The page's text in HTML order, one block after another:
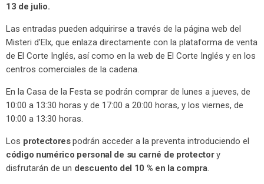
13 de julio.
Las entradas pueden adquirirse a través de la página web del
Misteri d’Elx, que enlaza directamente con la plataforma de venta
de El Corte Inglés, así como en la web de El Corte Inglés y en los
centros comerciales de la cadena.
En la Casa de la Festa se podrán comprar de lunes a jueves, de
10:00 a 13:30 horas y de 17:00 a 20:00 horas, y los viernes, de
10:00 a 13:30 horas.
Los protectorespodrán acceder a la preventa introduciendo el
código numérico personal de su carné de protectory
disfrutarán de un descuento del 10 % en la compra.